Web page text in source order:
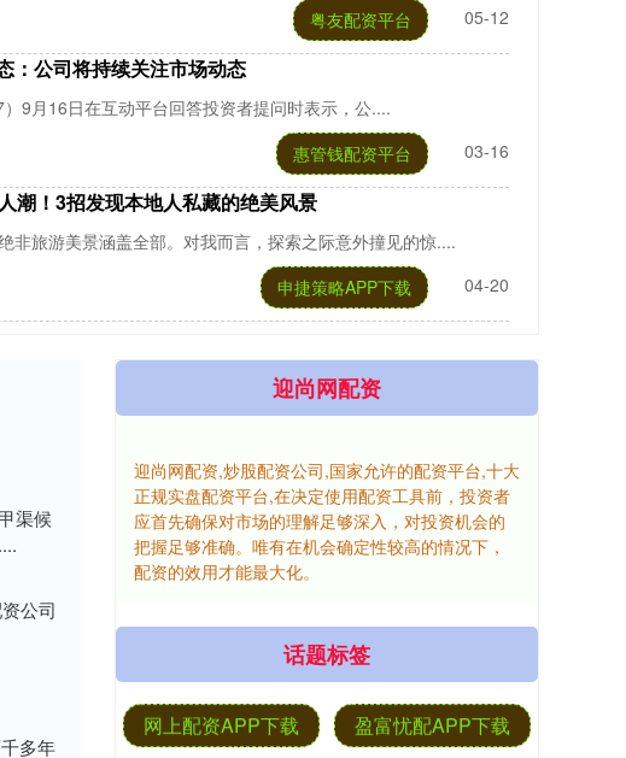
05-12
粤友配资平台
：公司将持续关注市场动态
9月16日在互动平台回答投资者提问时表示，公....
03-16
惠管钱配资平台
潮！3招发现本地人私藏的绝美风景
非旅游美景涵盖全部。对我而言，探索之际意外撞见的惊....
04-20
申捷策略APP下载
渠候
公司
多年
迎尚网配资
迎尚网配资,炒股配资公司,国家允许的配资平台,十大
正规实盘配资平台,在决定使用配资工具前，投资者
应首先确保对市场的理解足够深入，对投资机会的
把握足够准确。唯有在机会确定性较高的情况下，
配资的效用才能最大化。
话题标签
网上配资APP下载 盈富忧配APP下载